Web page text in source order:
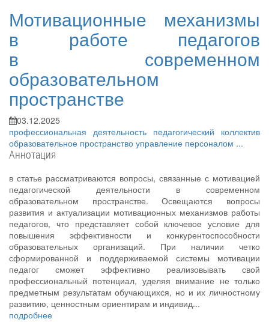
Мотивационные механизмы
в работе педагогов
в современном
образовательном
пространстве
03.12.2025
профессиональная деятельность педагогический коллектив
образовательное пространство управление персоналом ...
Аннотация
в статье рассматриваются вопросы, связанные с мотивацией
педагогической деятельности в современном
образовательном пространстве. Освещаются вопросы
развития и актуализации мотивационных механизмов работы
педагогов, что представляет собой ключевое условие для
повышения эффективности и конкурентоспособности
образовательных организаций. При наличии четко
сформированной и поддерживаемой системы мотивации
педагог сможет эффективно реализовывать свой
профессиональный потенциал, уделяя внимание не только
предметным результатам обучающихся, но и их личностному
развитию, ценностным ориентирам и индивид...
подробнее